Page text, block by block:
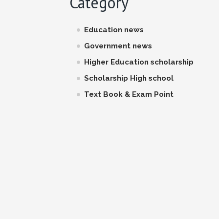
Education news
Government news
Higher Education scholarship
Scholarship High school
Text Book & Exam Point